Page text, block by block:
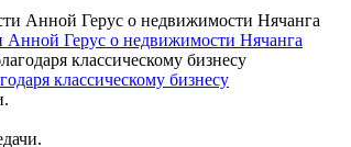
Анной Герус о недвижимости Нячанга
классическому бизнесу